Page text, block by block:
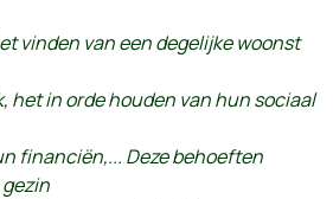
vinden van een degelijke woonst
het in orde houden van hun sociaal
financiën,... Deze behoeften